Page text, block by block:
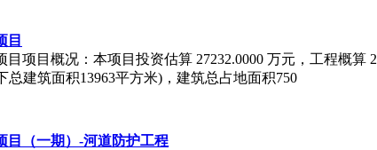
目
项目概况：本项目投资估算 27232.0000 万元，工程概算
建筑面积13963平方米)，建筑总占地面积750
目（一期）-河道防护工程